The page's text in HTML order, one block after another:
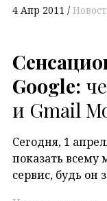
4 Апр 2011
Google:
и Gmail
Сегодня, 1
показать всему
сервис, будь он